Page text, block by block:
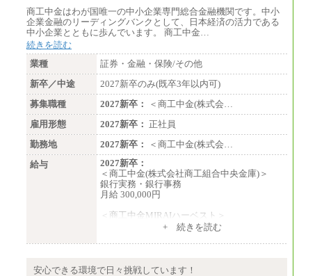
商工中金はわが国唯一の中小企業専門総合金融機関です。中小
企業金融のリーディングバンクとして、日本経済の活力である
中小企業とともに歩んでいます。 商工中金…
続きを読む
業種
証券・金融・保険/その他
新卒／中途
2027新卒のみ(既卒3年以内可)
募集職種
2027新卒：
＜商工中金(株式会…
雇用形態
2027新卒： 正社員
勤務地
2027新卒：
＜商工中金(株式会…
給与
2027新卒：
＜商工中金(株式会社商工組合中央金庫)＞
銀行実務・銀行事務
月給 300,000円
＜商工中金MIRAIハーベスト＞
※試用期間中も給与に変更はございません
+ 続きを読む
安心できる環境で日々挑戦しています！